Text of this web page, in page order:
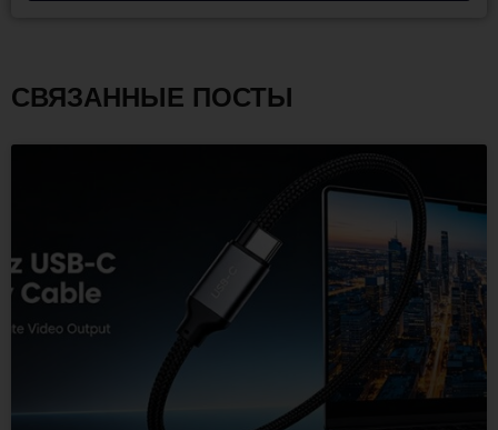
СВЯЗАННЫЕ ПОСТЫ